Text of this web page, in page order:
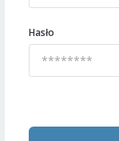
Hasło